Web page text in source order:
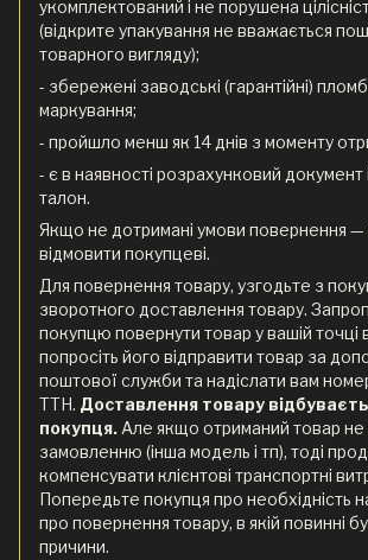
укомплектований і не порушена
(відкрите упакування не вважається
товарного вигляду);
- збережені заводські (гарантійні)
маркування;
- пройшло менш як 14 днів з моменту
- є в наявності розрахунковий документ
талон.
Якщо не дотримані умови повернення
відмовити покупцеві.
Для повернення товару, узгодьте з
зворотного доставлення товару.
покупцю повернути товар у вашій точці
попросіть його відправити товар за
поштової служби та надіслати вам
ТТН. Доставлення товару
покупця. Але якщо отриманий товар не
замовленню (інша модель і тп), тоді
компенсувати клієнтові транспортні
Попередьте покупця про необхідність
про повернення товару, в якій повинні
причини.